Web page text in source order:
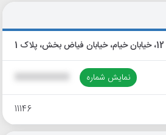
نمایش شماره
11146